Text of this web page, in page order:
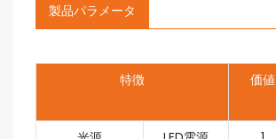
製品パラメータ
特徴 価値